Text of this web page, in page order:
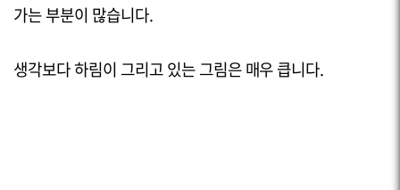
가는 부분이 많습니다.
생각보다 하림이 그리고 있는 그림은 매우 큽니다.